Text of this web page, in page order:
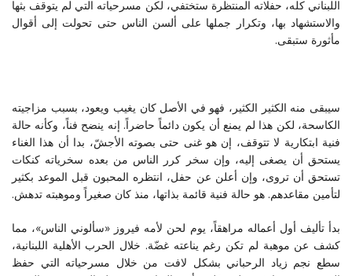
اللبناني كله، حفلاته المنتظرة ستختفي، لكن مسرحياته التي لم يتوقف بثها
والاستشهاد بها، وتكرار جملها على ألسن الناس حتى تحولت إلى أقوال
مأثورة ستبقى.
سيبقى منه الكثير الكثير، فهو في الأصل كان يغيب ويعود، بسبب مزاجيته
الكاسحة، لكن هذا لم يمنع أن يكون دائماً حاضراً. إنه ينضح فناً، وكأنه حالة
فنية ابتكارية لا تتوقف، إن هو غنى حتى بصوته الأجشّ، بدا أن هذا الغناء
يستحق أن يصغى إليه، وإن سخر كرر الناس من بعده سخرياته كنكات
تستحق أن تروى، وإن أعلن عن حفل، انتظره المحبون قبل الموعد بكثير
لتأمين مقاعدهم. هو حالة فنية قائمة بذاتها، منذ كان صغيراً وموهبته تدهش.
بدأ تأليف أول أعماله مراهقاً، يوم لحن لأمه فيروز «سألوني الناس»، مما
كشف عن موهبة لم تكن رغم يناعته غضّة. خلال الحرب الأهلية اللبنانية،
سطع نجم زياد الرحباني بشكل لافت من خلال مسرحياته التي حفظ